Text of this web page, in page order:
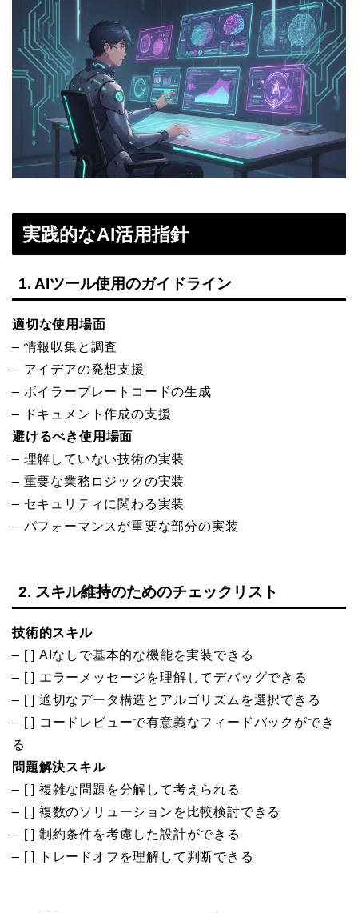
実践的なAI活用指針
1. AIツール使用のガイドライン
適切な使用場面
– 情報収集と調査
– アイデアの発想支援
– ボイラープレートコードの生成
– ドキュメント作成の支援
避けるべき使用場面
– 理解していない技術の実装
– 重要な業務ロジックの実装
– セキュリティに関わる実装
– パフォーマンスが重要な部分の実装
2. スキル維持のためのチェックリスト
技術的スキル
– [ ] AIなしで基本的な機能を実装できる
– [ ] エラーメッセージを理解してデバッグできる
– [ ] 適切なデータ構造とアルゴリズムを選択できる
– [ ] コードレビューで有意義なフィードバックができ
る
問題解決スキル
– [ ] 複雑な問題を分解して考えられる
– [ ] 複数のソリューションを比較検討できる
– [ ] 制約条件を考慮した設計ができる
– [ ] トレードオフを理解して判断できる